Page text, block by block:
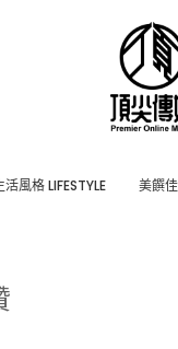
活風格 LIFESTYLE 美饌